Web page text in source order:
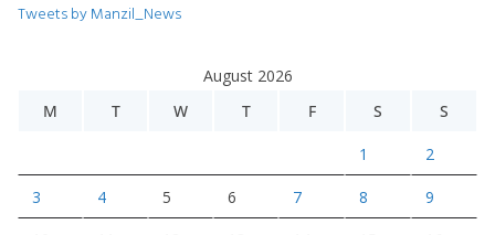
Tweets by Manzil_News
August 2026
M
T W T F S S
1 2
3 4 5 6 7 8 9